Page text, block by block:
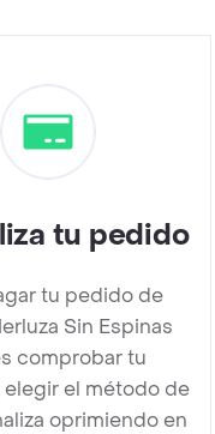
tu pedido
tu pedido de
Sin Espinas
comprobar tu
el método de
oprimiendo en